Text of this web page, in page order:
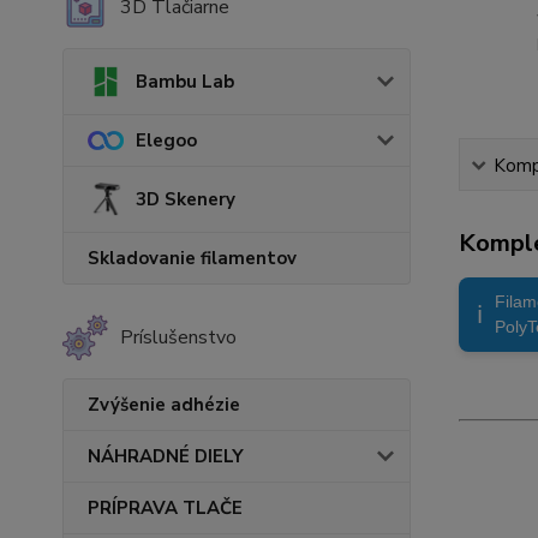
3D Tlačiarne
Bambu Lab
Elegoo
3D Skenery
Skladovanie filamentov
Príslušenstvo
Zvýšenie adhézie
NÁHRADNÉ DIELY
PRÍPRAVA TLAČE
ℹ️